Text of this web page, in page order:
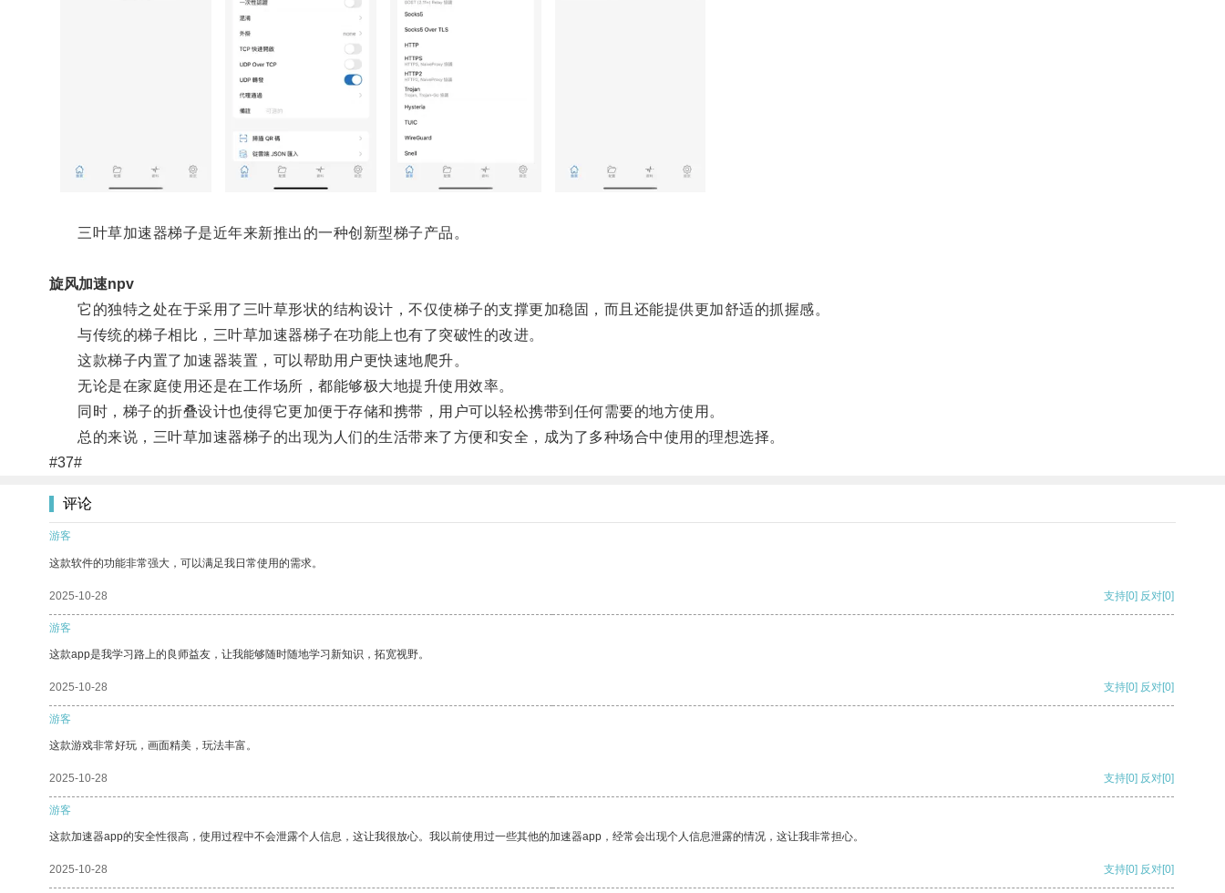
三叶草加速器梯子是近年来新推出的一种创新型梯子产品。
旋风加速npv
它的独特之处在于采用了三叶草形状的结构设计，不仅使梯子的支撑更加稳固，而且还能提供更加舒适的抓握感。
与传统的梯子相比，三叶草加速器梯子在功能上也有了突破性的改进。
这款梯子内置了加速器装置，可以帮助用户更快速地爬升。
无论是在家庭使用还是在工作场所，都能够极大地提升使用效率。
同时，梯子的折叠设计也使得它更加便于存储和携带，用户可以轻松携带到任何需要的地方使用。
总的来说，三叶草加速器梯子的出现为人们的生活带来了方便和安全，成为了多种场合中使用的理想选择。
#37#
评论
游客
这款软件的功能非常强大，可以满足我日常使用的需求。
2025-10-28 支持[0] 反对[0]
游客
这款app是我学习路上的良师益友，让我能够随时随地学习新知识，拓宽视野。
2025-10-28 支持[0] 反对[0]
游客
这款游戏非常好玩，画面精美，玩法丰富。
2025-10-28 支持[0] 反对[0]
游客
这款加速器app的安全性很高，使用过程中不会泄露个人信息，这让我很放心。我以前使用过一些其他的加速器app，经常会出现个人信息泄露的情况，这让我非常担心。
2025-10-28 支持[0] 反对[0]